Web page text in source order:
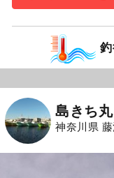
島きち丸
神奈川県